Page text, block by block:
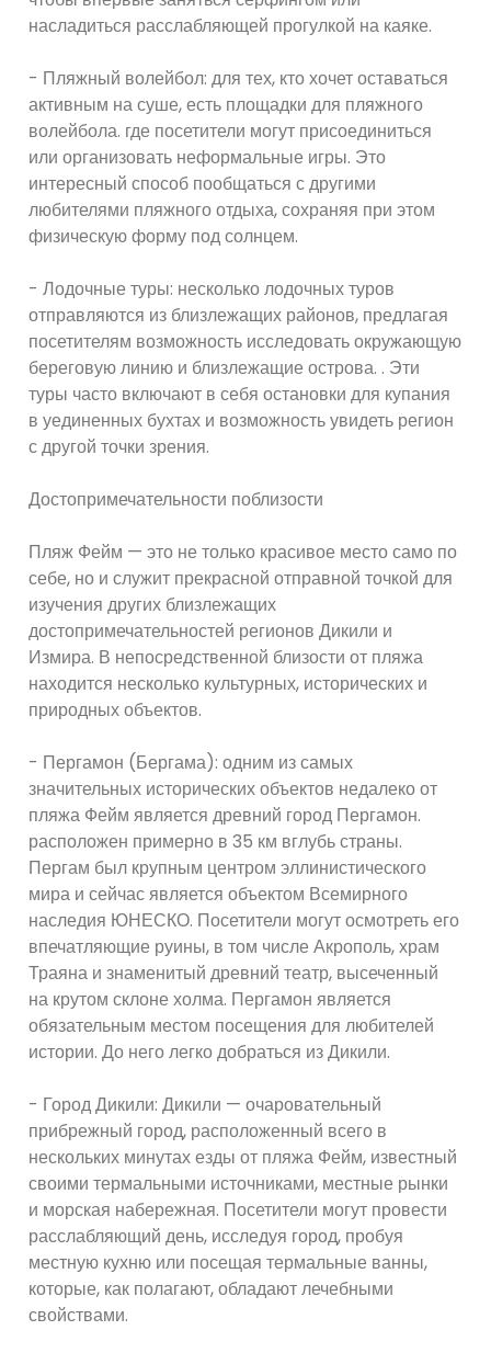
насладиться расслабляющей прогулкой на каяке.
- Пляжный волейбол: для тех, кто хочет оставаться
активным на суше, есть площадки для пляжного
волейбола. где посетители могут присоединиться
или организовать неформальные игры. Это
интересный способ пообщаться с другими
любителями пляжного отдыха, сохраняя при этом
физическую форму под солнцем.
- Лодочные туры: несколько лодочных туров
отправляются из близлежащих районов, предлагая
посетителям возможность исследовать окружающую
береговую линию и близлежащие острова. . Эти
туры часто включают в себя остановки для купания
в уединенных бухтах и ​​возможность увидеть регион
с другой точки зрения.
Достопримечательности поблизости
Пляж Фейм — это не только красивое место само по
себе, но и служит прекрасной отправной точкой для
изучения других близлежащих
достопримечательностей регионов Дикили и
Измира. В непосредственной близости от пляжа
находится несколько культурных, исторических и
природных объектов.
- Пергамон (Бергама): одним из самых
значительных исторических объектов недалеко от
пляжа Фейм является древний город Пергамон.
расположен примерно в 35 км вглубь страны.
Пергам был крупным центром эллинистического
мира и сейчас является объектом Всемирного
наследия ЮНЕСКО. Посетители могут осмотреть его
впечатляющие руины, в том числе Акрополь, храм
Траяна и знаменитый древний театр, высеченный
на крутом склоне холма. Пергамон является
обязательным местом посещения для любителей
истории. До него легко добраться из Дикили.
- Город Дикили: Дикили — очаровательный
прибрежный город, расположенный всего в
нескольких минутах езды от пляжа Фейм, известный
своими термальными источниками, местные рынки
и морская набережная. Посетители могут провести
расслабляющий день, исследуя город, пробуя
местную кухню или посещая термальные ванны,
которые, как полагают, обладают лечебными
свойствами.